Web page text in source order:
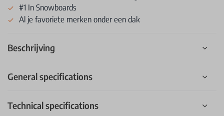
#1 In Snowboards
Al je favoriete merken onder een dak
Beschrijving
General specifications
Technical specifications